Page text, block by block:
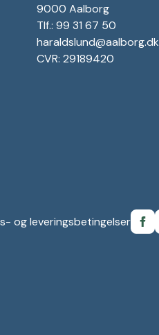
9000 Aalborg
Tlf.: 99 31 67 50
haraldslund@aalborg.dk
CVR: 29189420
og leveringsbetingelser